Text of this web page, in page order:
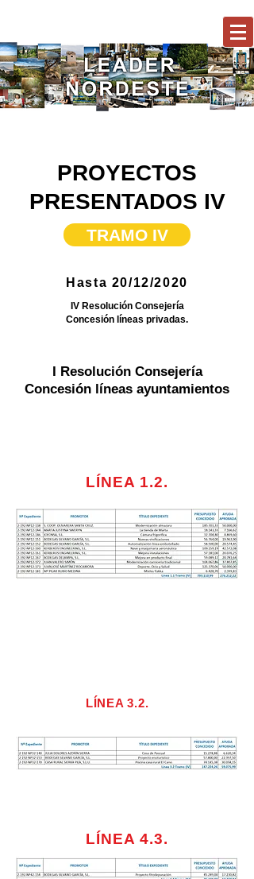
PROYECTOS
PRESENTADOS IV
TRAMO IV
Hasta 20/12/2020
IV Resolución Consejería
Concesión líneas privadas.
I Resolución Consejería
Concesión líneas ayuntamientos
LÍNEA 1.2.
LÍNEA 3.2.
LÍNEA 4.3.